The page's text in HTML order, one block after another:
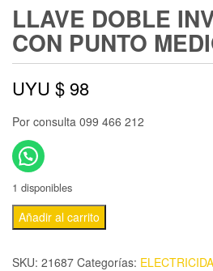
LLAVE DOBLE
CON PUNTO
UYU $ 98
Por consulta 099 466 212
1 disponibles
Añadir al carrito
SKU: 21687 Categorías: